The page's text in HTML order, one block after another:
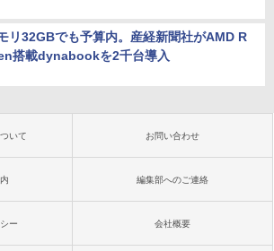
リ32GBでも予算内。産経新聞社がAMD R
搭載dynabookを2千台導入
いて お問い合わせ
編集部へのご連絡
ー 会社概要